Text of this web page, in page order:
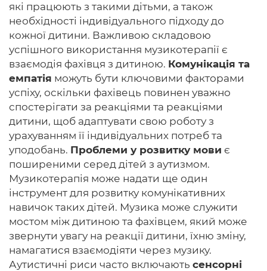
які працюють з такими дітьми, а також
необхідності індивідуального підходу до
кожної дитини. Важливою складовою
успішного використання музикотерапії є
взаємодія фахівця з дитиною. Комунікація та
емпатія можуть бути ключовими факторами
успіху, оскільки фахівець повинен уважно
спостерігати за реакціями та реакціями
дитини, щоб адаптувати свою роботу з
урахуванням її індивідуальних потреб та
уподобань. Проблеми у розвитку мови є
поширеними серед дітей з аутизмом.
Музикотерапія може надати ще один
інструмент для розвитку комунікативних
навичок таких дітей. Музика може служити
мостом між дитиною та фахівцем, який може
звернути увагу на реакції дитини, їхню зміну,
намагатися взаємодіяти через музику.
Аутистичні риси часто включають сенсорні